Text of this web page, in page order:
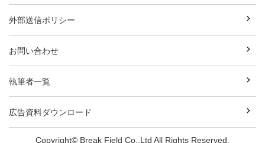
外部送信ポリシー
お問い合わせ
執筆者一覧
広告資料ダウンロード
Copyright© Break Field Co.,Ltd All Rights Reserved.